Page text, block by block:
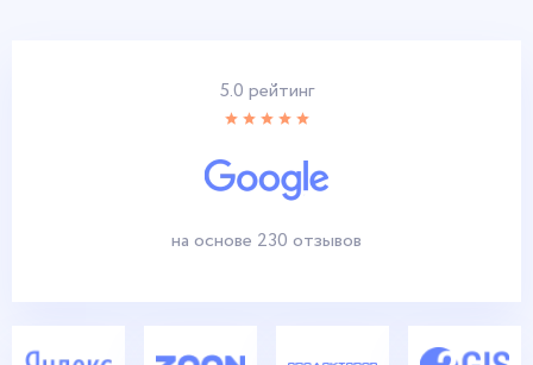
5.0 рейтинг
на основе 230 отзывов